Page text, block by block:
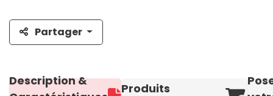
Partager
Description &
Produits